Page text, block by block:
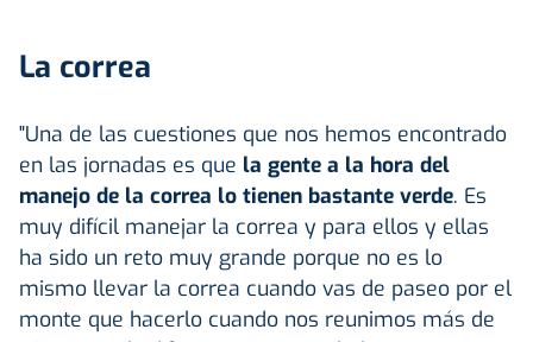
La correa
"Una de las cuestiones que nos hemos encontrado
en las jornadas es que la gente a la hora del
manejo de la correa lo tienen bastante verde. Es
muy difícil manejar la correa y para ellos y ellas
ha sido un reto muy grande porque no es lo
mismo llevar la correa cuando vas de paseo por el
monte que hacerlo cuando nos reunimos más de